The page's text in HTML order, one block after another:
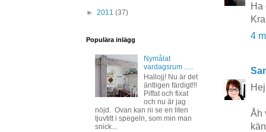
Ha
4
Åh
► 2011 (37)
Populära inlägg
Nymålat
vardagsrum .....
Hallojj! Nu är det
äntligen färdigt!!!
Piffat och fixat
och nu är jag
nöjd. Ovan kan ni se en liten
tjuvtitt i spegeln, som min man
snick...